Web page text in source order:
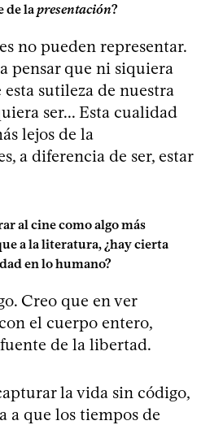
de lapresentación?
no pueden representar.
pensar que ni siquiera
sutileza de nuestra
ser... Esta cualidad
lejos de la
a diferencia de ser, estar
al cine como algo más
a la literatura, ¿hay cierta
en lo humano?
Creo que en ver
el cuerpo entero,
de la libertad.
la vida sin código,
a que los tiempos de